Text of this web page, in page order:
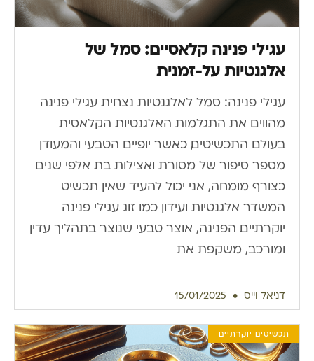
עגילי פנינה קלאסיים: סמל של
אלגנטיות על-זמנית
עגילי פנינה: סמל לאלגנטיות נצחית עגילי פנינה
מהווים את התגלמות האלגנטיות הקלאסית
בעולם התכשיטים, כאשר יופיים הטבעי והמעודן
מספר סיפור של מסורת ואצילות בת אלפי שנים.
כצורף מומחה, אני יכול להעיד שאין תכשיט
המשדר אלגנטיות ועידון כמו זוג עגילי פנינה
יוקרתיים. הפנינה, אוצר טבעי שנוצר בתהליך עדין
ומורכב, משקפת את
דניאל וייס
תכשיטים יוקרתיים